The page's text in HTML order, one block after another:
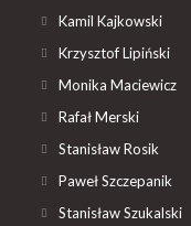
Kamil Kajkowski
Krzysztof Lipiński
Monika Maciewicz
Rafał Merski
Stanisław Rosik
Paweł Szczepanik
Stanisław Szukalski